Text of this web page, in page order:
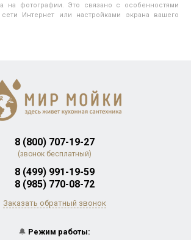
на фотографии. Это связано с особенностями
Интернет или настройками экрана вашего
8 (800) 707-19-27
(звонок бесплатный)
8 (499) 991-19-59
8 (985) 770-08-72
Заказать обратный звонок
🔔 Режим работы: